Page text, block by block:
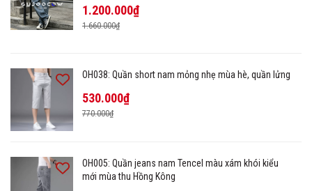
1.200.000₫
1.660.000₫
OH038: Quần short nam mỏng nhẹ mùa hè, quần lửng
530.000₫
770.000₫
OH005: Quần jeans nam Tencel màu xám khói kiểu
mới mùa thu Hồng Kông